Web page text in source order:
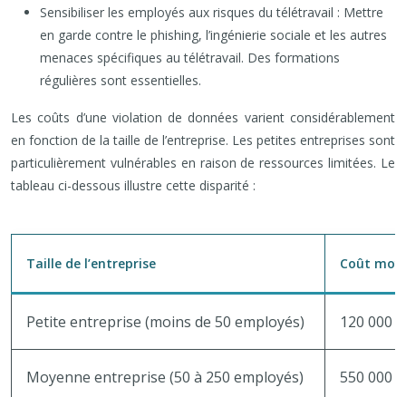
Sensibiliser les employés aux risques du télétravail : Mettre
en garde contre le phishing, l’ingénierie sociale et les autres
menaces spécifiques au télétravail. Des formations
régulières sont essentielles.
Les coûts d’une violation de données varient considérablement
en fonction de la taille de l’entreprise. Les petites entreprises sont
particulièrement vulnérables en raison de ressources limitées. Le
tableau ci-dessous illustre cette disparité :
Taille de l’entreprise Coût
Petite entreprise (moins de 50 employés) 120 000 €
Moyenne entreprise (50 à 250 employés) 550 000 €